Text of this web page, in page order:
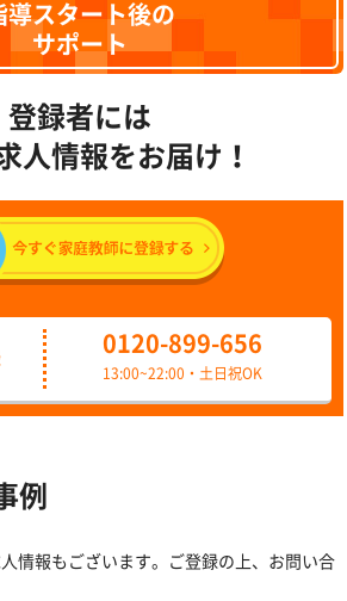
導スタート後の
サポート
登録者には
人情報をお届け！
0120-899-656
13:00~22:00・土日祝OK
例
情報もございます。ご登録の上、お問い合